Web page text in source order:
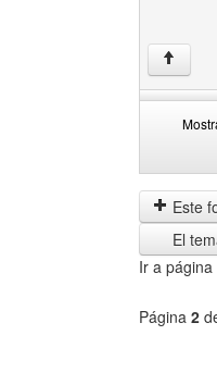
↑
by
Este
El
Ir a página
Página 2